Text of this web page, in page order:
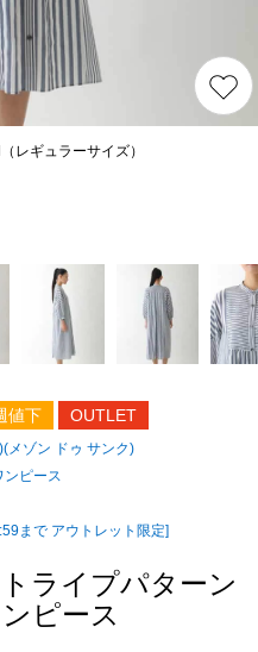
レギュラーサイズ）
値下 OUTLET
メゾン ドゥ サンク)
ンピース
まで アウトレット限定]
ライプパターン
ピース